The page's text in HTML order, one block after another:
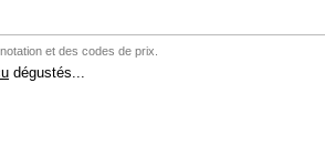
et des codes de prix.
dégustés...